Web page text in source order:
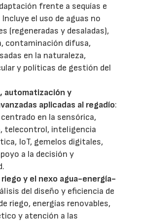
frente a sequías e
el uso de aguas no
(regeneradas y desaladas),
contaminación difusa,
en la naturaleza,
y políticas de gestión del
automatización y
aplicadas al regadío:
en la sensórica,
telecontrol, inteligencia
IoT, gemelos digitales,
a la decisión y
y el nexo agua-energía-
del diseño y eficiencia de
riego, energías renovables,
y atención a las